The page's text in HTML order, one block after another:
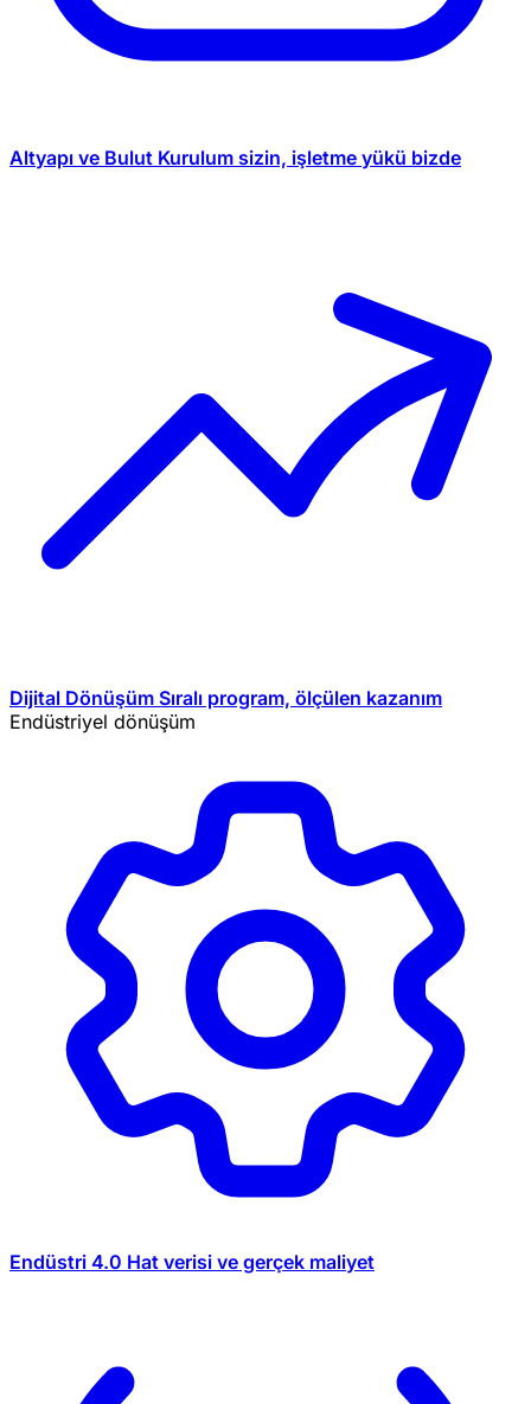
Altyapı ve Bulut Kurulum sizin, işletme yükü bizde
Dijital Dönüşüm Sıralı program, ölçülen kazanım
Endüstriyel dönüşüm
Endüstri 4.0 Hat verisi ve gerçek maliyet